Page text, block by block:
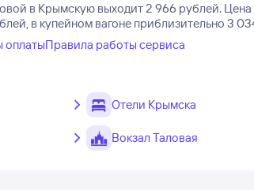
в Крымскую выходит 2 966 рублей. Цена
в купейном вагоне приблизительно 3
оплатыПравила работы сервиса
Отели Крымска
Вокзал Таловая